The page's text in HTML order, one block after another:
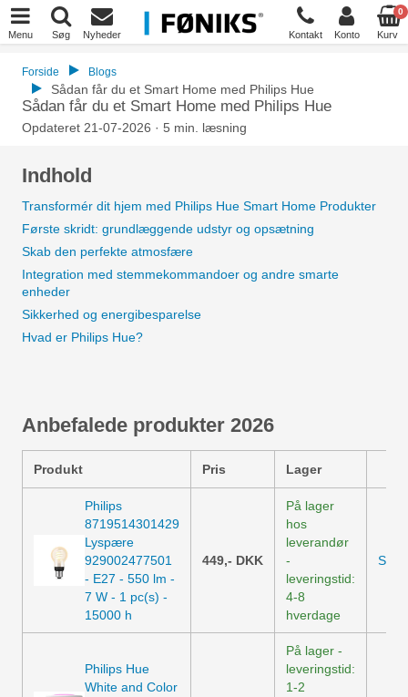
Menu Søg Nyheder Kontakt Konto
0
Kurv
Forside Blogs
Sådan får du et Smart Home med Philips Hue
Sådan får du et Smart Home med Philips Hue
Opdateret 21-07-2026 · 5 min. læsning
Indhold
Transformér dit hjem med Philips Hue Smart Home Produkter
Første skridt: grundlæggende udstyr og opsætning
Skab den perfekte atmosfære
Integration med stemmekommandoer og andre smarte
enheder
Sikkerhed og energibesparelse
Hvad er Philips Hue?
Anbefalede produkter 2026
Produkt Pris Lager
Philips
8719514301429
Lyspære
929002477501
- E27 - 550 lm -
7 W - 1 pc(s) -
15000 h
449,- DKK
På lager
hos
leverandør
-
leveringstid:
4-8
hverdage
Se
Philips Hue
White and Color
På lager -
leveringstid:
1-2